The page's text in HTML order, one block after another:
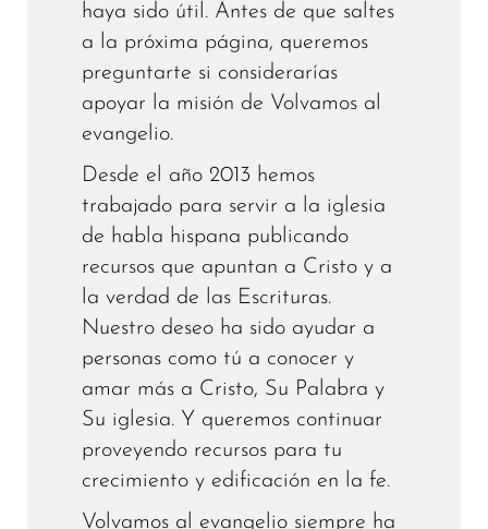
haya sido útil. Antes de que saltes
a la próxima página, queremos
preguntarte si considerarías
apoyar la misión de Volvamos al
evangelio.
Desde el año 2013 hemos
trabajado para servir a la iglesia
de habla hispana publicando
recursos que apuntan a Cristo y a
la verdad de las Escrituras.
Nuestro deseo ha sido ayudar a
personas como tú a conocer y
amar más a Cristo, Su Palabra y
Su iglesia. Y queremos continuar
proveyendo recursos para tu
crecimiento y edificación en la fe.
Volvamos al evangelio siempre ha